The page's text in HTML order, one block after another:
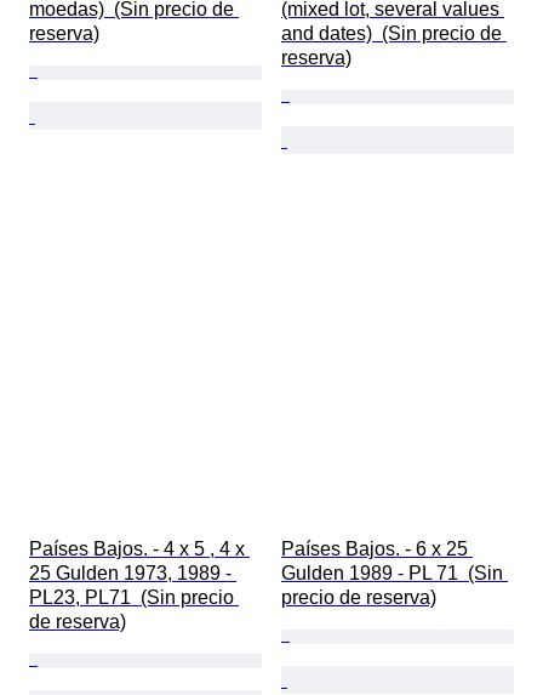
moedas)  (Sin precio de
reserva)
(mixed lot, several values
and dates)  (Sin precio de
reserva)
Países Bajos. - 4 x 5 , 4 x
25 Gulden 1973, 1989 -
PL23, PL71  (Sin precio
de reserva)
Países Bajos. - 6 x 25
Gulden 1989 - PL 71  (Sin
precio de reserva)